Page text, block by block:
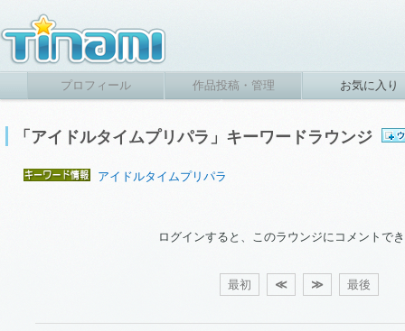
プロフィール 作品投稿・管理 お気に入り
「アイドルタイムプリパラ」キーワードラウンジ
アイドルタイムプリパラ
ログインすると、このラウンジにコメントで
最初 ≪ ≫ 最後